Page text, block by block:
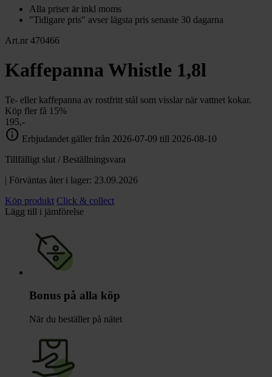
Alla priser är inkl moms
"Tidigare pris" avser lägsta pris senaste 30 dagarna
Art.nr 470466
Kaffepanna Whistle 1,8l
Te- eller kaffepanna av rostfritt stål som visslar när vattnet kokar.
Köp fler få 15%
195,-
info Erbjudandet gäller från 2026-07-09 till 2026-08-10
Tillfälligt slut / Beställningsvara
| Förväntas åter i lager: 23.09.2026
Köp produkt Click & collect
Lägg till i jämförelse
Bonus på alla köp
När du beställer på nätet